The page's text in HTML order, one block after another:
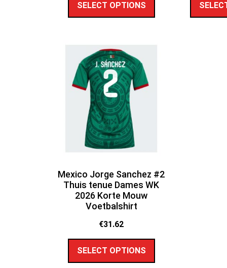
SELECT OPTIONS
Mexico Jorge Sanchez #2
Thuis tenue Dames WK
2026 Korte Mouw
Voetbalshirt
€31.62
SELECT OPTIONS